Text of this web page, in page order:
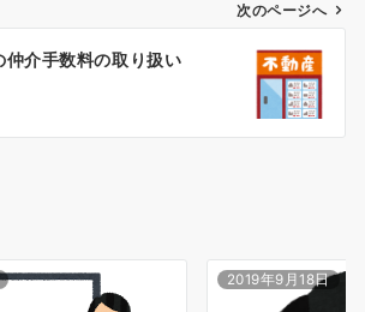
次のページへ
仲介手数料の取り扱い
2019年9月18日